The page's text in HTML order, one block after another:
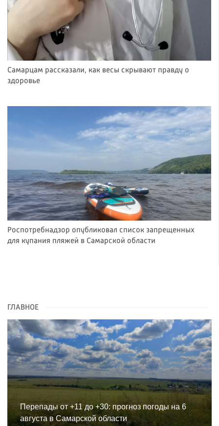
Самарцам рассказали, как весы скрывают правду о
здоровье
Роспотребнадзор опубликовал список запрещенных
для купания пляжей в Самарской области
ГЛАВНОЕ
Перепады от +11 до +30: прогноз погоды на 6
августа в Самарской области